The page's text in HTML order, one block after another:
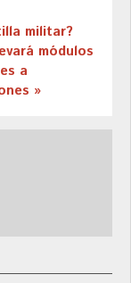
militar?
módulos
a
»